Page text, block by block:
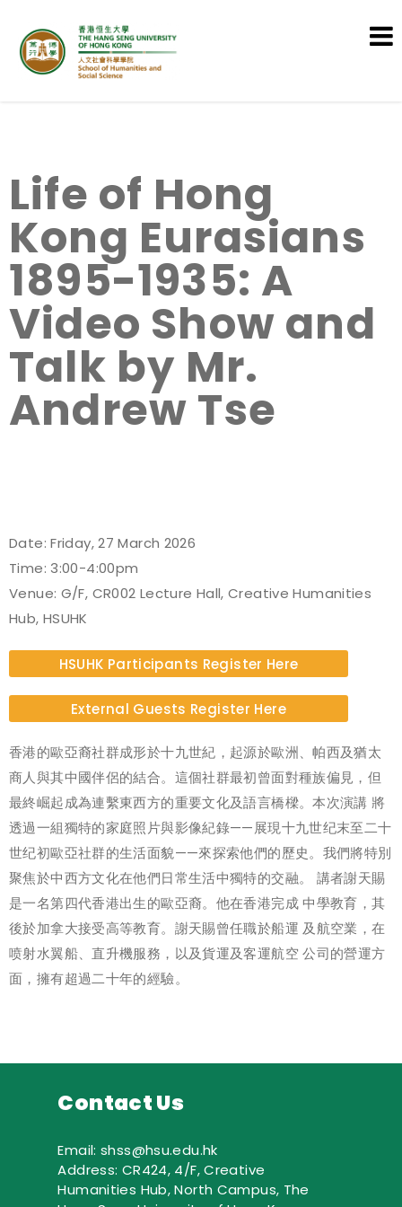
Life of Hong
Kong Eurasians
1895-1935: A
Video Show and
Talk by Mr.
Andrew Tse
Date: Friday, 27 March 2026
Time: 3:00-4:00pm
Venue: G/F, CR002 Lecture Hall, Creative Humanities
Hub, HSUHK
HSUHK Participants Register Here
External Guests Register Here
香港的歐亞裔社群成形於十九世紀，起源於歐洲、帕西及猶太
商人與其中國伴侶的結合。這個社群最初曾面對種族偏見，但
最終崛起成為連繫東西方的重要文化及語言橋樑。本次演講 將
透過一組獨特的家庭照片與影像紀錄——展現十九世纪末至二十
世纪初歐亞社群的生活面貌——來探索他們的歷史。我們將特別
聚焦於中西方文化在他們日常生活中獨特的交融。 講者謝天賜
是一名第四代香港出生的歐亞裔。他在香港完成 中學教育，其
後於加拿大接受高等教育。謝天賜曾任職於船運 及航空業，在
喷射水翼船、直升機服務，以及貨運及客運航空 公司的營運方
面，擁有超過二十年的經驗。
Contact Us
Email: shss@hsu.edu.hk
Address: CR424, 4/F, Creative
Humanities Hub, North Campus, The